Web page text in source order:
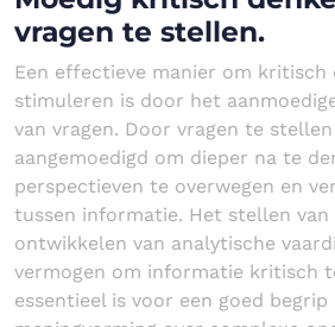
vragen te stellen.
Een effectieve manier om kritisch
stimuleren is door het
van vragen. Door vragen te
aangemoedigd om dieper na te
perspectieven te overwegen en
tussen informatie. Het stellen
ontwikkelen van analytische
vermogen om informatie kritisch
essentieel is voor een goed